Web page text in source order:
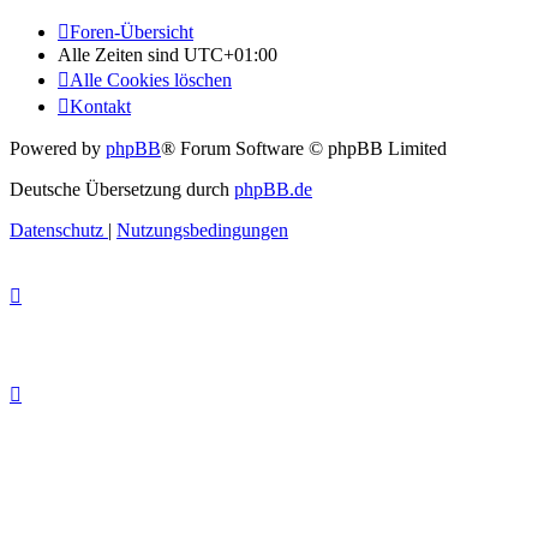
Foren-Übersicht
Alle Zeiten sind UTC+01:00
Alle Cookies löschen
Kontakt
Powered by phpBB® Forum Software © phpBB Limited
Deutsche Übersetzung durch phpBB.de
Datenschutz | Nutzungsbedingungen